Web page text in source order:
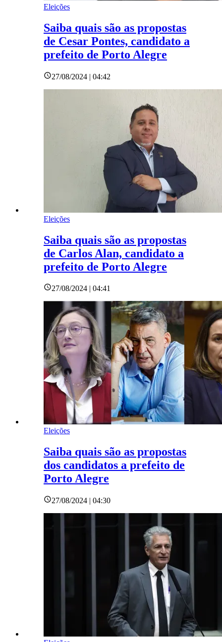
Eleições
Saiba quais são as propostas
de Cesar Pontes, candidato a
prefeito de Porto Alegre
27/08/2024 | 04:42
Eleições
Saiba quais são as propostas
de Carlos Alan, candidato a
prefeito de Porto Alegre
27/08/2024 | 04:41
Eleições
Saiba quais são as propostas
dos candidatos a prefeito de
Porto Alegre
27/08/2024 | 04:30